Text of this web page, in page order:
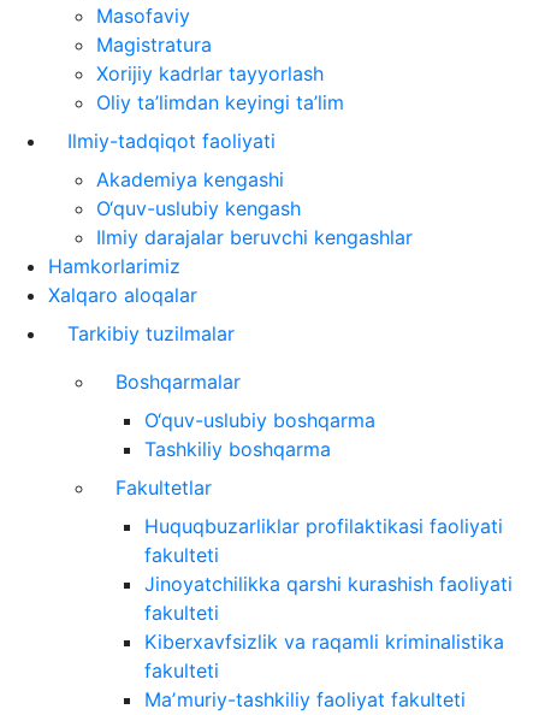
Masofaviy
Magistratura
Xorijiy kadrlar tayyorlash
Oliy ta’limdan keyingi ta’lim
Ilmiy-tadqiqot faoliyati
Akademiya kengashi
O‘quv-uslubiy kengash
Ilmiy darajalar beruvchi kengashlar
Hamkorlarimiz
Xalqaro aloqalar
Tarkibiy tuzilmalar
Boshqarmalar
O‘quv-uslubiy boshqarma
Tashkiliy boshqarma
Fakultetlar
Huquqbuzarliklar profilaktikasi faoliyati
fakulteti
Jinoyatchilikka qarshi kurashish faoliyati
fakulteti
Kiberxavfsizlik va raqamli kriminalistika
fakulteti
Maʼmuriy-tashkiliy faoliyat fakulteti